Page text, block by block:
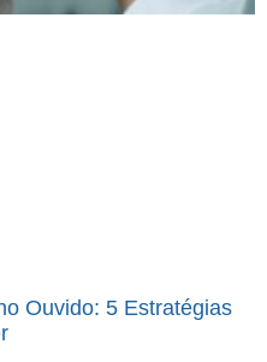
Ouvido: 5 Estratégias